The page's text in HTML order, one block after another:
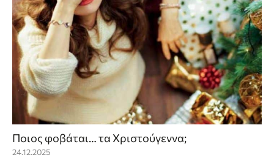
Ποιος φοβάται… τα Χριστούγεννα;
24.12.2025